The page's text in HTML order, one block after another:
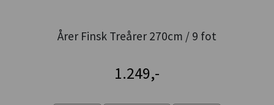
Årer Finsk Treårer 270cm / 9 fot
1.249,-